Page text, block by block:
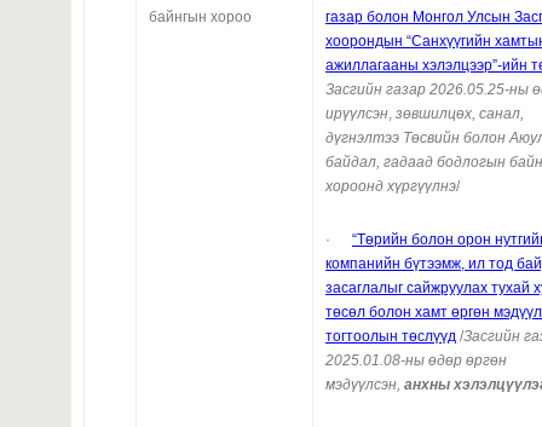
байнгын хороо
газар болон Монгол Улсын
хоорондын “Санхүүгийн
ажиллагааны хэлэлцээр”-ийн
Засгийн газар 2026.05.25-ны
ирүүлсэн зөвшилцөх, санал,
дүгнэлтээ Төсвийн болон
байдал, гадаад бодлогын
хороонд хүргүүлнэ/
· “Төрийн болон орон
компанийн бүтээмж, ил тод
засаглалыг сайжруулах тухай
төсөл болон хамт өргөн
тогтоолын төслүүд /Засгийн
2025.01.08-ны өдөр өргөн
мэдүүлсэн, анхны